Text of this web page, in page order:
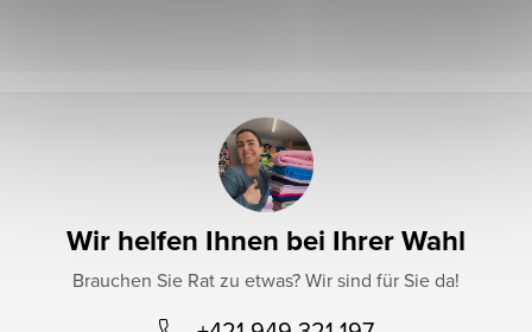
Wir helfen Ihnen bei Ihrer Wahl
Brauchen Sie Rat zu etwas? Wir sind für Sie da!